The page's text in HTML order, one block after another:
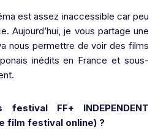
est assez inaccessible car peu
Aujourd’hui, je vous partage une
nous permettre de voir des films
inédits en France et sous-
FF+ INDEPENDENT
film festival online) ?